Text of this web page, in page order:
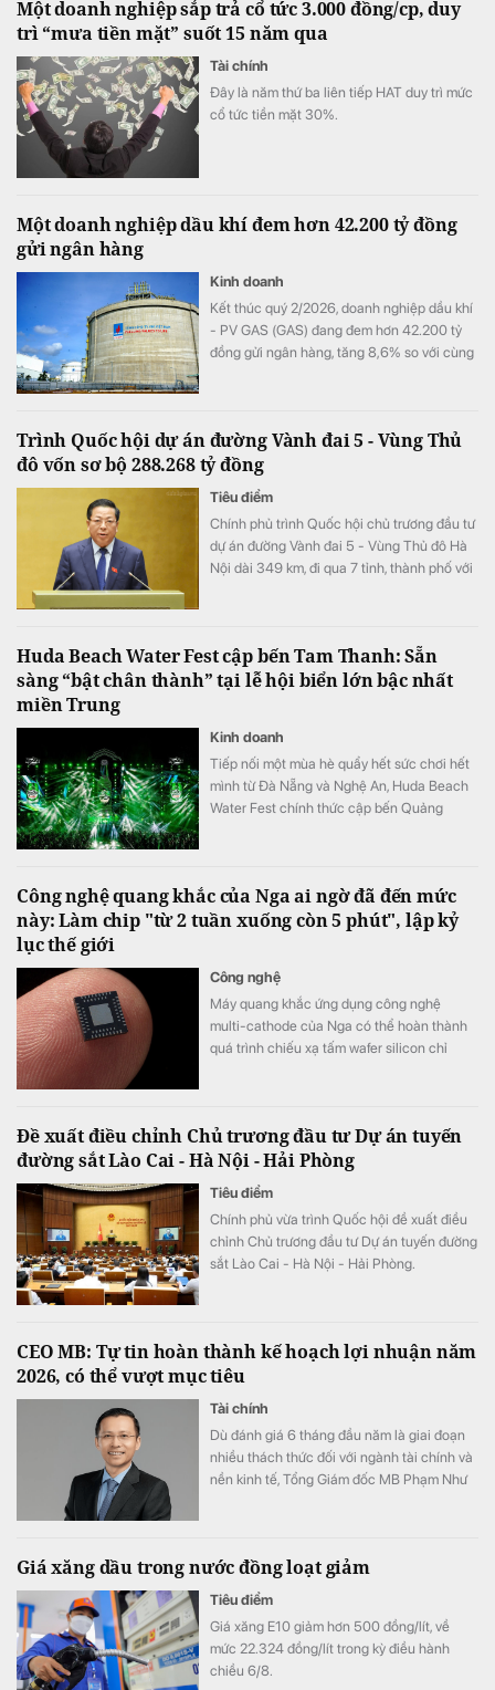
Một doanh nghiệp sắp trả cổ tức 3.000 đồng/cp, duy
trì “mưa tiền mặt” suốt 15 năm qua
Tài chính
Đây là năm thứ ba liên tiếp HAT duy trì mức
cổ tức tiền mặt 30%.
Một doanh nghiệp dầu khí đem hơn 42.200 tỷ đồng
gửi ngân hàng
Kinh doanh
Kết thúc quý 2/2026, doanh nghiệp dầu khí
- PV GAS (GAS) đang đem hơn 42.200 tỷ
đồng gửi ngân hàng, tăng 8,6% so với cùng
Trình Quốc hội dự án đường Vành đai 5 - Vùng Thủ
đô vốn sơ bộ 288.268 tỷ đồng
Tiêu điểm
Chính phủ trình Quốc hội chủ trương đầu tư
dự án đường Vành đai 5 - Vùng Thủ đô Hà
Nội dài 349 km, đi qua 7 tỉnh, thành phố với
vùng.
Huda Beach Water Fest cập bến Tam Thanh: Sẵn
sàng “bật chân thành” tại lễ hội biển lớn bậc nhất
miền Trung
Kinh doanh
Tiếp nối một mùa hè quẩy hết sức chơi hết
mình từ Đà Nẵng và Nghệ An, Huda Beach
Water Fest chính thức cập bến Quảng
Công nghệ quang khắc của Nga ai ngờ đã đến mức
này: Làm chip "từ 2 tuần xuống còn 5 phút", lập kỷ
lục thế giới
Công nghệ
Máy quang khắc ứng dụng công nghệ
multi-cathode của Nga có thể hoàn thành
quá trình chiếu xạ tấm wafer silicon chỉ
Đề xuất điều chỉnh Chủ trương đầu tư Dự án tuyến
đường sắt Lào Cai - Hà Nội - Hải Phòng
Tiêu điểm
Chính phủ vừa trình Quốc hội đề xuất điều
chỉnh Chủ trương đầu tư Dự án tuyến đường
sắt Lào Cai - Hà Nội - Hải Phòng.
CEO MB: Tự tin hoàn thành kế hoạch lợi nhuận năm
2026, có thể vượt mục tiêu
Tài chính
Dù đánh giá 6 tháng đầu năm là giai đoạn
nhiều thách thức đối với ngành tài chính và
nền kinh tế, Tổng Giám đốc MB Phạm Như
ra.
Giá xăng dầu trong nước đồng loạt giảm
Tiêu điểm
Giá xăng E10 giảm hơn 500 đồng/lít, về
mức 22.324 đồng/lít trong kỳ điều hành
chiều 6/8.